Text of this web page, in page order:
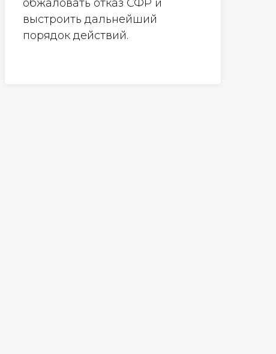
обжаловать отказ СФР и
выстроить дальнейший
порядок действий.